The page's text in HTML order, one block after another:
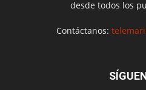
desde todos los
Contáctanos: